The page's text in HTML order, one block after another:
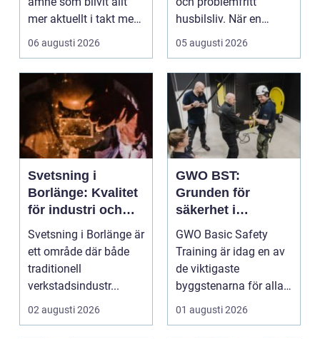
mer aktuellt i takt med
att fler verksamheter
06 augusti 2026
husbilsliv. När en
husbil ...
05 augusti 2026
Svetsning i
Borlänge: Kvalitet
för industri och
konstruktion
Svetsning i Borlänge är
ett område där både
traditionell
verkstadsindustr...
02 augusti 2026
GWO BST:
Grunden för
säkerhet i
vindkraftsbransch
en
GWO Basic Safety
Training är idag en av
de viktigaste
byggstenarna för alla
som vill arbet...
01 augusti 2026